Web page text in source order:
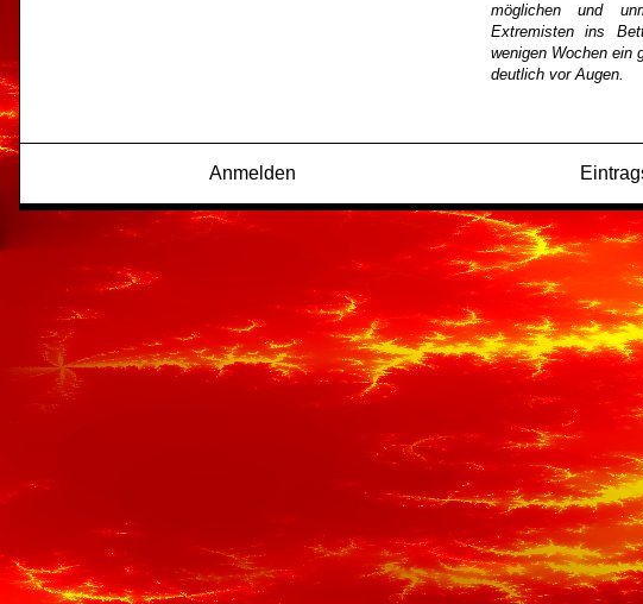
möglichen und
Extremisten ins
wenigen Wochen ein
deutlich vor Augen.
Anmelden